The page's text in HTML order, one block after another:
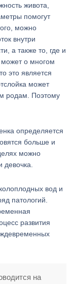
живота,
помогут
можно
внутри
а также то, где и
о многом
это является
может
родам. Поэтому
определяется
больше и
можно
девочка.
вод и
патологий.
развития
на